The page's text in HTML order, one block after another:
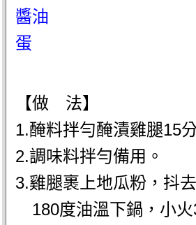
醬油
蛋
【做 法】
1.醃料拌勻醃漬雞腿15
2.調味料拌勻備用。
3.雞腿裹上地瓜粉，抖
180度油溫下鍋，小